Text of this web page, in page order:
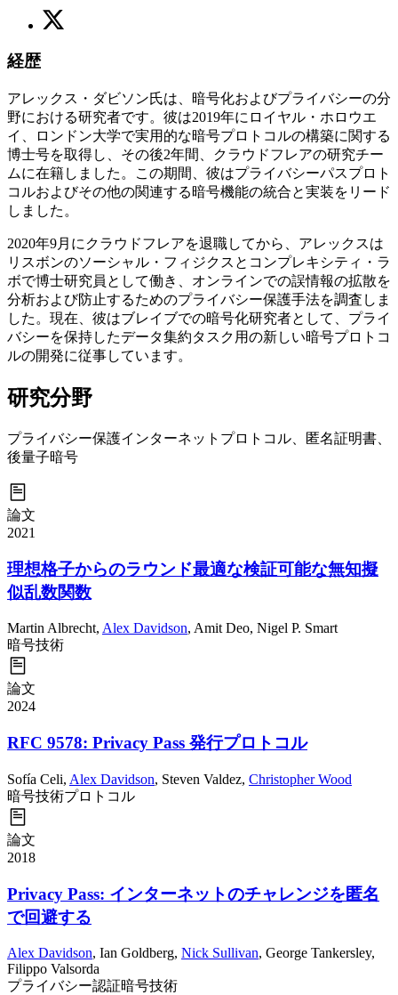
経歴
アレックス・ダビソン氏は、暗号化およびプライバシーの分
野における研究者です。彼は2019年にロイヤル・ホロウエ
イ、ロンドン大学で実用的な暗号プロトコルの構築に関する
博士号を取得し、その後2年間、クラウドフレアの研究チー
ムに在籍しました。この期間、彼はプライバシーパスプロト
コルおよびその他の関連する暗号機能の統合と実装をリード
しました。
2020年9月にクラウドフレアを退職してから、アレックスは
リスボンのソーシャル・フィジクスとコンプレキシティ・ラ
ボで博士研究員として働き、オンラインでの誤情報の拡散を
分析および防止するためのプライバシー保護手法を調査しま
した。現在、彼はブレイブでの暗号化研究者として、プライ
バシーを保持したデータ集約タスク用の新しい暗号プロトコ
ルの開発に従事しています。
研究分野
プライバシー保護インターネットプロトコル、匿名証明書、
後量子暗号
論文
2021
理想格子からのラウンド最適な検証可能な無知擬
似乱数関数
Martin Albrecht, Alex Davidson, Amit Deo, Nigel P. Smart
暗号技術
論文
2024
RFC 9578: Privacy Pass 発行プロトコル
Sofía Celi, Alex Davidson, Steven Valdez, Christopher Wood
暗号技術プロトコル
論文
2018
Privacy Pass: インターネットのチャレンジを匿名
で回避する
Alex Davidson, Ian Goldberg, Nick Sullivan, George Tankersley,
Filippo Valsorda
プライバシー認証暗号技術